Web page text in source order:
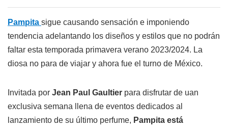
Pampita sigue causando sensación e imponiendo
tendencia adelantando los diseños y estilos que no podrán
faltar esta temporada primavera verano 2023/2024. La
diosa no para de viajar y ahora fue el turno de México.
Invitada por Jean Paul Gaultier para disfrutar de uan
exclusiva semana llena de eventos dedicados al
lanzamiento de su último perfume, Pampita está